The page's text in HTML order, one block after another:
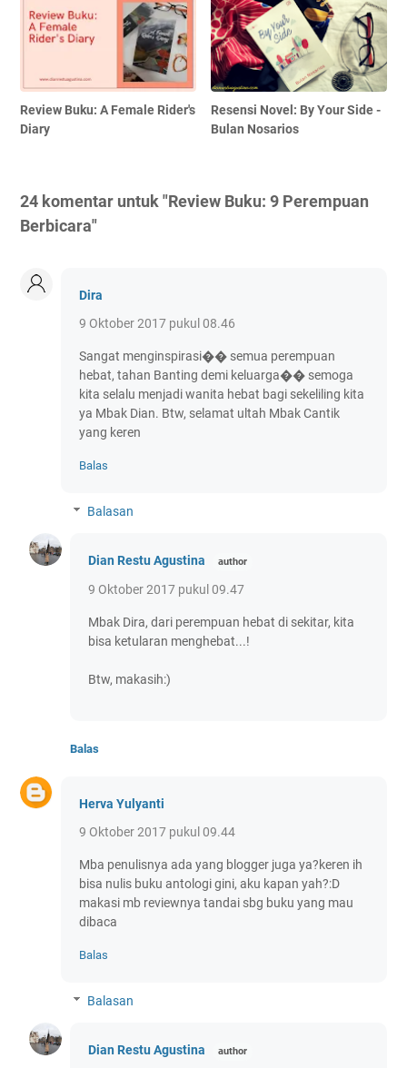
Review Buku: A Female Rider's
Diary
Resensi Novel: By Your Side -
Bulan Nosarios
24 komentar untuk "Review Buku: 9 Perempuan
Berbicara"
Dira
9 Oktober 2017 pukul 08.46
Sangat menginspirasi�� semua perempuan
hebat, tahan Banting demi keluarga�� semoga
kita selalu menjadi wanita hebat bagi sekeliling kita
ya Mbak Dian. Btw, selamat ultah Mbak Cantik
yang keren
Balas
Balasan
Dian Restu Agustina
9 Oktober 2017 pukul 09.47
Mbak Dira, dari perempuan hebat di sekitar, kita
bisa ketularan menghebat...!
Btw, makasih:)
Balas
Herva Yulyanti
9 Oktober 2017 pukul 09.44
Mba penulisnya ada yang blogger juga ya?keren ih
bisa nulis buku antologi gini, aku kapan yah?:D
makasi mb reviewnya tandai sbg buku yang mau
dibaca
Balas
Balasan
Dian Restu Agustina